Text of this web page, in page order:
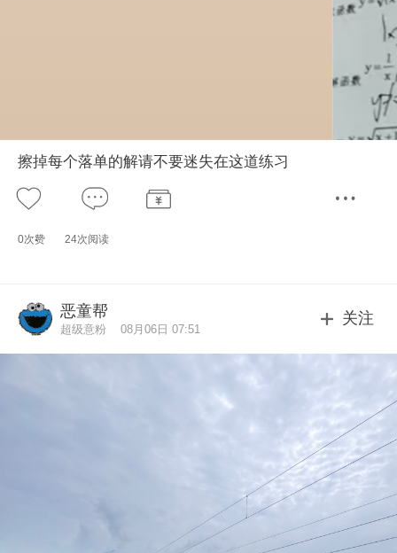
擦掉每个落单的解请不要迷失在这道练习
0次赞 24次阅读
恶童帮
超级意粉 08月06日 07:51
关注